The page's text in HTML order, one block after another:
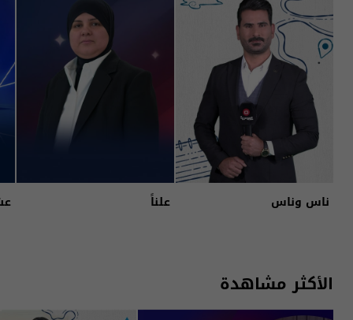
ناس وناس علناً
الأكثر مشاهدة